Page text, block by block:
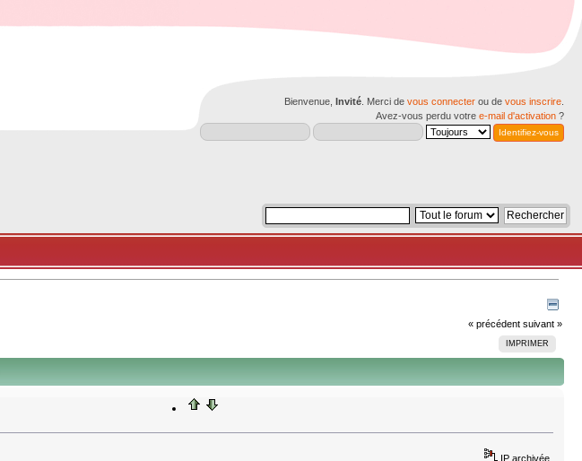
Bienvenue, Invité . Merci de vous connecter ou de vous inscrire
Avez-vous perdu votre e-mail d'activation ?
« précédent suivant »
IMPRIMER
IP archivée